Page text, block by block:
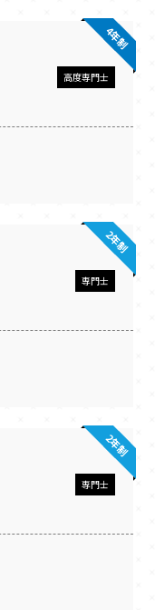
高度専門士
4年制
専門士
2年制
専門士
2年制